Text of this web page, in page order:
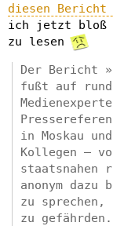
diesen Bericht
ich jetzt bloß
zu lesen
Der Bericht
fußt auf
in Moskau
Kollegen –
staatsnahen
anonym
zu
zu